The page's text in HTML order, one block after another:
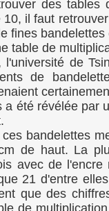
des tables
il faut
fines
table de
de
de
a été révélée par
bandelettes
de haut. La
avec de
21 d'entre
que des